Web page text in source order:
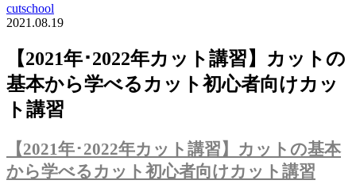
cutschool
2021.08.19
【2021年･2022年カット講習】カットの
基本から学べるカット初心者向けカッ
ト講習
【2021年･2022年カット講習】カットの基本
から学べるカット初心者向けカット講習